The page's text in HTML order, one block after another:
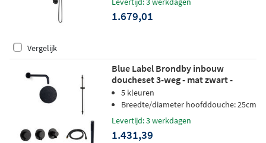
1.679,01
Vergelijk
Blue Label Brondby inbouw
doucheset 3-weg - mat zwart -
staafhanddouche - wandarm -
glijstang
5 kleuren
Breedte/diameter hoofddouche: 25cm
Levertijd: 3 werkdagen
1.431,39